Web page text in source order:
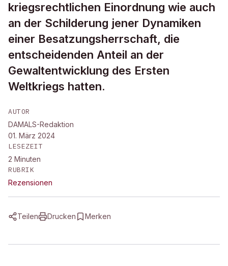
kriegsrechtlichen Einordnung wie auch
an der Schilderung jener Dynamiken
einer Besatzungsherrschaft, die
entscheidenden Anteil an der
Gewaltentwicklung des Ersten
Weltkriegs hatten.
AUTOR
DAMALS-Redaktion
01. März 2024
LESEZEIT
2 Minuten
RUBRIK
Rezensionen
Teilen Drucken Merken